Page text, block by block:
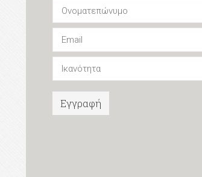
Εγγραφή